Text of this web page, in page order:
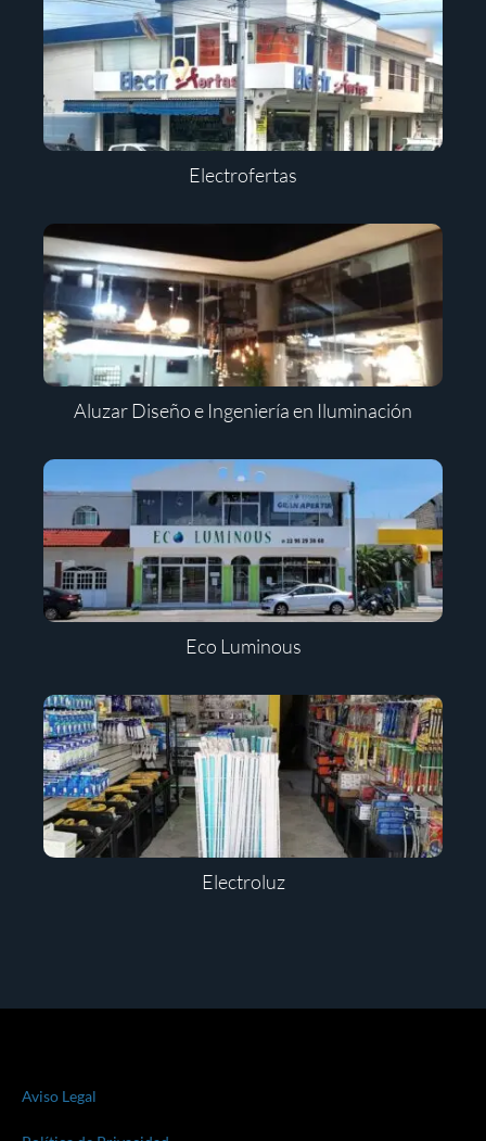
Electrofertas
Aluzar Diseño e Ingeniería en Iluminación
Eco Luminous
Electroluz
Aviso Legal